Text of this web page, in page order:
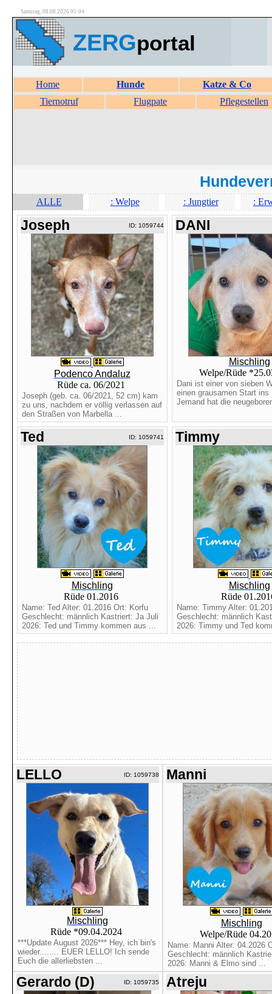
Samstag, 08.08.2026 05:04
ZERGportal
Home Hunde
Katze & Co
Tiernotruf
Flugpate Pflegestellen
ALLE : Welpe : Jungtier :
Joseph ID: 1059744
Podenco Andaluz
Rüde ca. 06/2021
Joseph (geb. ca. 06/2021, 52 cm) kam
zu uns, nachdem er völlig verlassen auf
den Straßen von Marbella ...
DANI
Mischling
Welpe/Rüde
Dani ist einer von sieben
einen grausamen Start ins
Jemand hat die
Ted ID: 1059741
Mischling
Rüde 01.2016
Name: Ted Alter: 01.2016 Ort: Korfu
Geschlecht: männlich Kastriert: Ja Juli
2026: Ted und Timmy kommen aus ...
Timmy
Mischling
Rüde
Name: Timmy Alter:
Geschlecht: männlich
2026: Timmy und Ted
LELLO ID: 1059738
Mischling
Rüde *09.04.2024
***Update August 2026*** Hey, ich bin's
wieder........ EUER LELLO! Ich sende
Euch die allerliebsten ...
Manni
Mischling
Welpe/Rüde
Name: Manni Alter: 04.2026
Geschlecht: männlich
2026: Manni & Elmo sind ...
Gerardo (D) ID: 1059735 Atreju